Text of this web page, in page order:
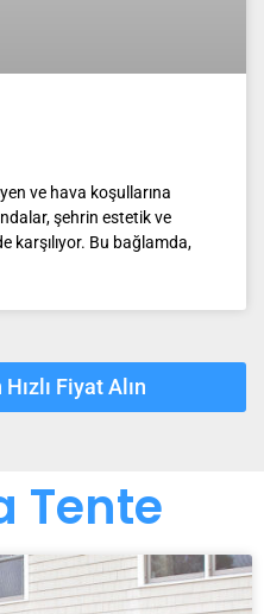
ve hava koşullarına
şehrin estetik ve
karşılıyor. Bu bağlamda,
Fiyat Alın
Tente